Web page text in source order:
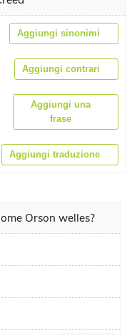
Aggiungi sinonimi
Aggiungi contrari
Aggiungi una
frase
Aggiungi traduzione
Orson welles?